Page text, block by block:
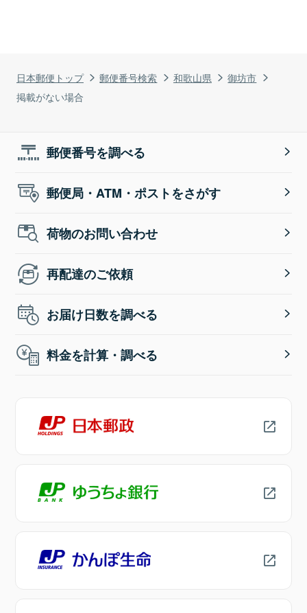
日本郵便トップ 郵便番号検索 和歌山県
御坊市
掲載がない場合
郵便番号を調べる
郵便局・ATM・ポストをさがす
荷物のお問い合わせ
再配達のご依頼
お届け日数を調べる
料金を計算・調べる